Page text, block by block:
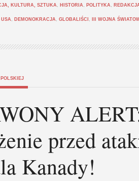
KULTURA, SZTUKA, HISTORIA , POLITYKA ,
USA , DEMONOKRACJA , GLOBALIŚCI , III WOJNA
przed
Kanady!